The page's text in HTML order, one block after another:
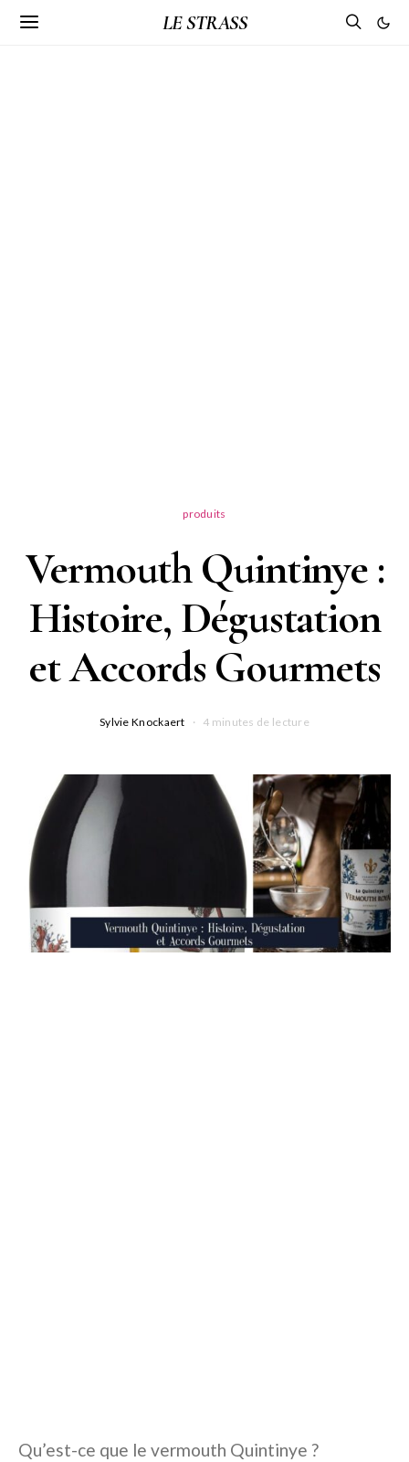
LE STRASS
produits
Vermouth Quintinye :
Histoire, Dégustation
et Accords Gourmets
Sylvie Knockaert 4 minutes de lecture
Qu’est-ce que le vermouth Quintinye ?